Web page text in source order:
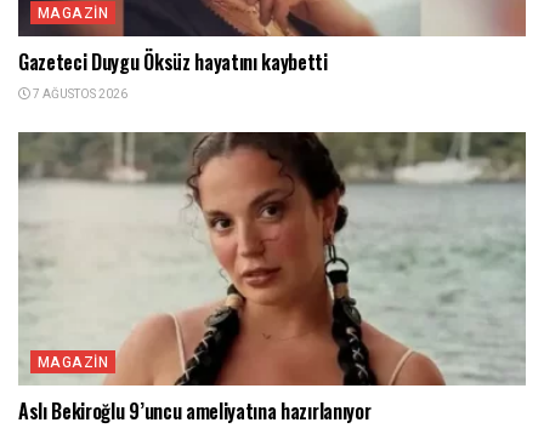
MAGAZIN
Gazeteci Duygu Öksüz hayatını kaybetti
7 AĞUSTOS 2026
MAGAZIN
Aslı Bekiroğlu 9’uncu ameliyatına hazırlanıyor